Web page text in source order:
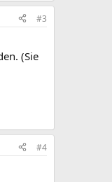
#3
(Sie
#4